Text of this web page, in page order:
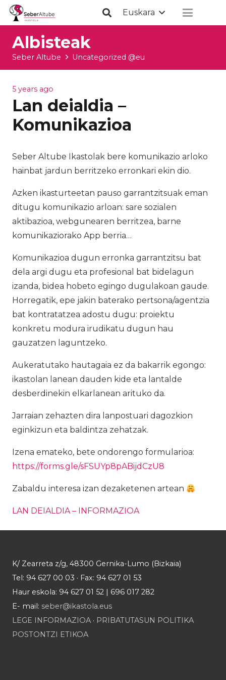
Euskara
Albisteak
Seber Altube Uncategorized @eu
5 years ago
Lan deialdia –
Komunikazioa
Seber Altube Ikastolak bere komunikazio arloko
hainbat jardun berritzeko erronkari ekin dio.
Azken ikasturteetan pauso garrantzitsuak eman
ditugu komunikazio arloan: sare sozialen
aktibazioa, webgunearen berritzea, barne
komunikaziorako App berria…
Komunikazioa dugun erronka garrantzitsu bat
dela argi dugu eta profesional bat bidelagun
izanda, bidea hobeto egingo dugulakoan gaude.
Horregatik, epe jakin baterako pertsona/agentzia
bat kontratatzea adostu dugu: proiektu
konkretu modura irudikatu dugun hau
gauzatzen laguntzeko.
Aukeratutako hautagaia ez da bakarrik egongo:
ikastolan lanean dauden kide eta lantalde
desberdinekin elkarlanean arituko da.
Jarraian zehazten dira lanpostuari dagozkion
eginkizun eta baldintza zehatzak.
Izena emateko, bete ondorengo formularioa:
https://forms.gle/sFSUYp8pABijdCzU8
Zabaldu interesa izan dezaketenen artean
LAN DEIALDIA – INFORMAZIOA
K/ Zearreta z/g, 48300 Gernika-Lumo (Bizkaia)
Tel: 94 627 00 03 · Fax: 94 627 01 53
Haur eskola: 94 627 01 52 | 696 017 282
E- mail: seber@ikastola.eus
LEGE INFORMAZIOA · PRIBATUTASUN POLITIKA
POSTONTZI ETIKOA